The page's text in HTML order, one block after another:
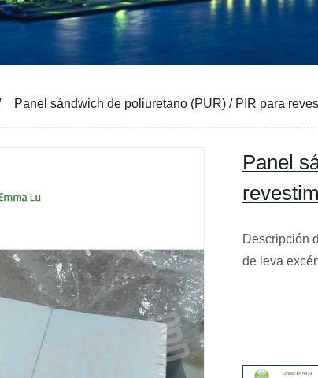
Panel sándwich de poliuretano (PUR) / PIR para
Panel
Descripción
de leva